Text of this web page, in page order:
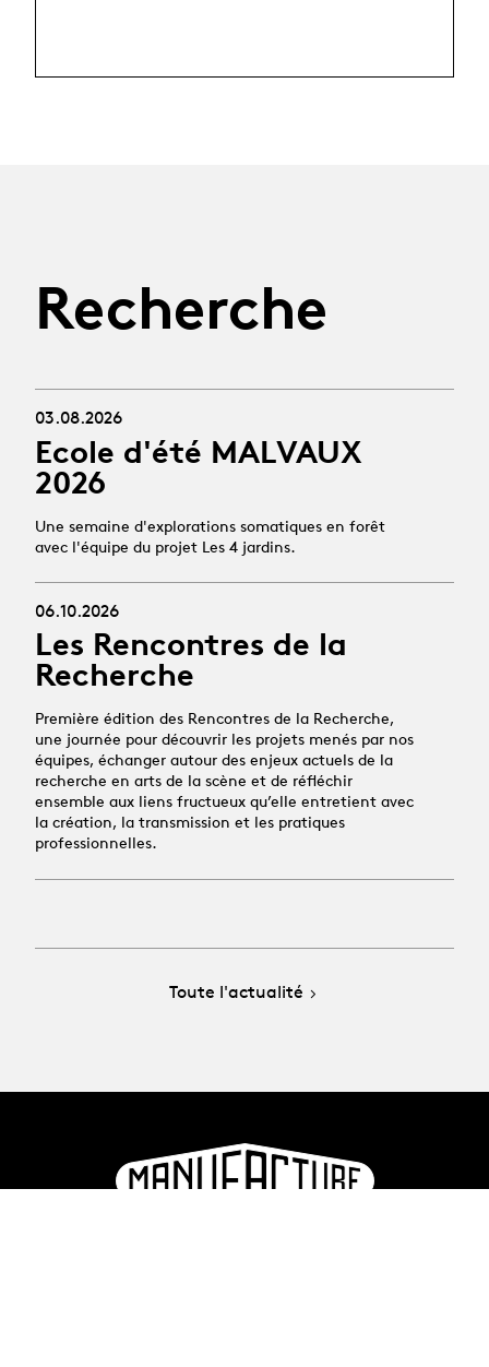
Recherche
03.08.2026
Ecole d'été MALVAUX
2026
Une semaine d'explorations somatiques en forêt
avec l'équipe du projet Les 4 jardins.
06.10.2026
Les Rencontres de la
Recherche
Première édition des Rencontres de la Recherche,
une journée pour découvrir les projets menés par nos
équipes, échanger autour des enjeux actuels de la
recherche en arts de la scène et de réfléchir
ensemble aux liens fructueux qu’elle entretient avec
la création, la transmission et les pratiques
professionnelles.
Toute l'actualité